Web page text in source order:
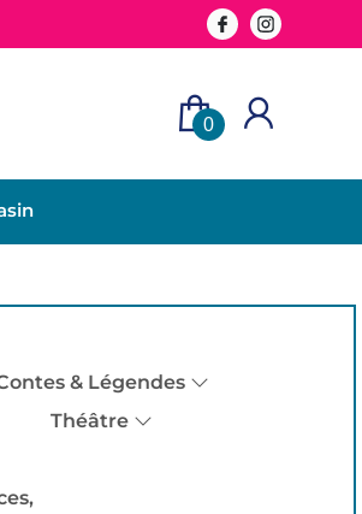
0
& Légendes
Théâtre